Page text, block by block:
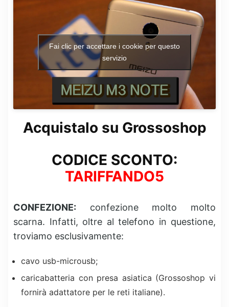
Fai clic per accettare i cookie per questo
servizio
Acquistalo su Grossoshop
CODICE SCONTO:
TARIFFANDO5
CONFEZIONE: confezione molto molto
scarna. Infatti, oltre al telefono in questione,
troviamo esclusivamente:
cavo usb-microusb;
caricabatteria con presa asiatica (Grossoshop vi
fornirà adattatore per le reti italiane).